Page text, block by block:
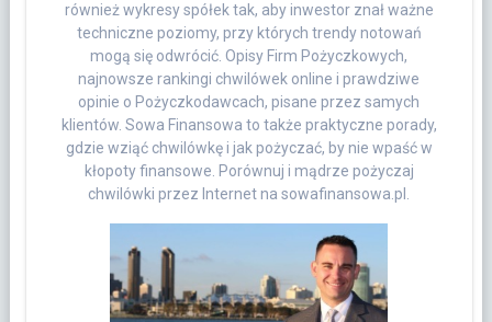
również wykresy spółek tak, aby inwestor znał ważne
techniczne poziomy, przy których trendy notowań
mogą się odwrócić. Opisy Firm Pożyczkowych,
najnowsze rankingi chwilówek online i prawdziwe
opinie o Pożyczkodawcach, pisane przez samych
klientów. Sowa Finansowa to także praktyczne porady,
gdzie wziąć chwilówkę i jak pożyczać, by nie wpaść w
kłopoty finansowe. Porównuj i mądrze pożyczaj
chwilówki przez Internet na sowafinansowa.pl.